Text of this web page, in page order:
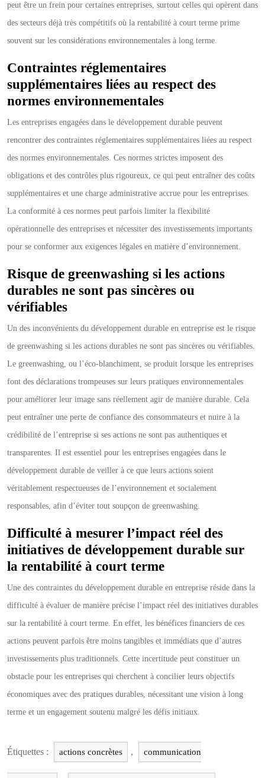
peut être un frein pour certaines entreprises, surtout celles qui opèrent dans
des secteurs déjà très compétitifs où la rentabilité à court terme prime
souvent sur les considérations environnementales à long terme.
Contraintes réglementaires
supplémentaires liées au respect des
normes environnementales
Les entreprises engagées dans le développement durable peuvent
rencontrer des contraintes réglementaires supplémentaires liées au respect
des normes environnementales. Ces normes strictes imposent des
obligations et des contrôles plus rigoureux, ce qui peut entraîner des coûts
supplémentaires et une charge administrative accrue pour les entreprises.
La conformité à ces normes peut parfois limiter la flexibilité
opérationnelle des entreprises et nécessiter des investissements importants
pour se conformer aux exigences légales en matière d’environnement.
Risque de greenwashing si les actions
durables ne sont pas sincères ou
vérifiables
Un des inconvénients du développement durable en entreprise est le risque
de greenwashing si les actions durables ne sont pas sincères ou vérifiables.
Le greenwashing, ou l’éco-blanchiment, se produit lorsque les entreprises
font des déclarations trompeuses sur leurs pratiques environnementales
pour améliorer leur image sans réellement agir de manière durable. Cela
peut entraîner une perte de confiance des consommateurs et nuire à la
crédibilité de l’entreprise si ses actions ne sont pas authentiques et
transparentes. Il est essentiel pour les entreprises engagées dans le
développement durable de veiller à ce que leurs actions soient
véritablement respectueuses de l’environnement et socialement
responsables, afin d’éviter tout soupçon de greenwashing.
Difficulté à mesurer l’impact réel des
initiatives de développement durable sur
la rentabilité à court terme
Une des contraintes du développement durable en entreprise réside dans la
difficulté à évaluer de manière précise l’impact réel des initiatives durables
sur la rentabilité à court terme. En effet, les bénéfices financiers de ces
actions peuvent parfois être moins tangibles et immédiats que d’autres
investissements plus traditionnels. Cette incertitude peut constituer un
obstacle pour les entreprises qui cherchent à concilier leurs objectifs
économiques avec des pratiques durables, nécessitant une vision à long
terme et un engagement soutenu malgré les défis initiaux.
Étiquettes : actions concrètes , communication